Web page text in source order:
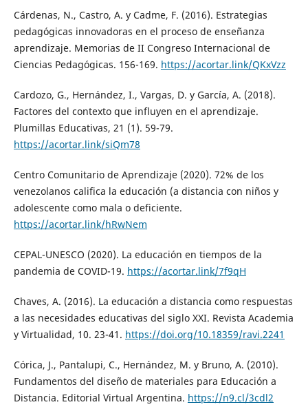
Cárdenas, N., Castro, A. y Cadme, F. (2016). Estrategias
pedagógicas innovadoras en el proceso de enseñanza
aprendizaje. Memorias de II Congreso Internacional de
Ciencias Pedagógicas. 156-169. https://acortar.link/QKxVzz
Cardozo, G., Hernández, I., Vargas, D. y García, A. (2018).
Factores del contexto que influyen en el aprendizaje.
Plumillas Educativas, 21 (1). 59-79.
https://acortar.link/siQm78
Centro Comunitario de Aprendizaje (2020). 72% de los
venezolanos califica la educación (a distancia con niños y
adolescente como mala o deficiente.
https://acortar.link/hRwNem
CEPAL-UNESCO (2020). La educación en tiempos de la
pandemia de COVID-19. https://acortar.link/7f9qH
Chaves, A. (2016). La educación a distancia como respuestas
a las necesidades educativas del siglo XXI. Revista Academia
y Virtualidad, 10. 23-41. https://doi.org/10.18359/ravi.2241
Córica, J., Pantalupi, C., Hernández, M. y Bruno, A. (2010).
Fundamentos del diseño de materiales para Educación a
Distancia. Editorial Virtual Argentina. https://n9.cl/3cdl2